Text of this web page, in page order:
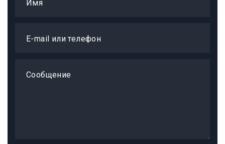
Имя
E-mail или телефон
Сообщение